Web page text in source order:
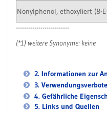
Nonylphenol, ethoxyliert (8-
--------------------------
(*1) weitere Synonyme: keine
2. Informationen zur
3.
4. Gefährliche
5. Links und Quellen